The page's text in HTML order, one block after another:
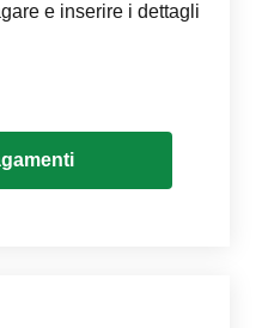
e inserire i dettagli